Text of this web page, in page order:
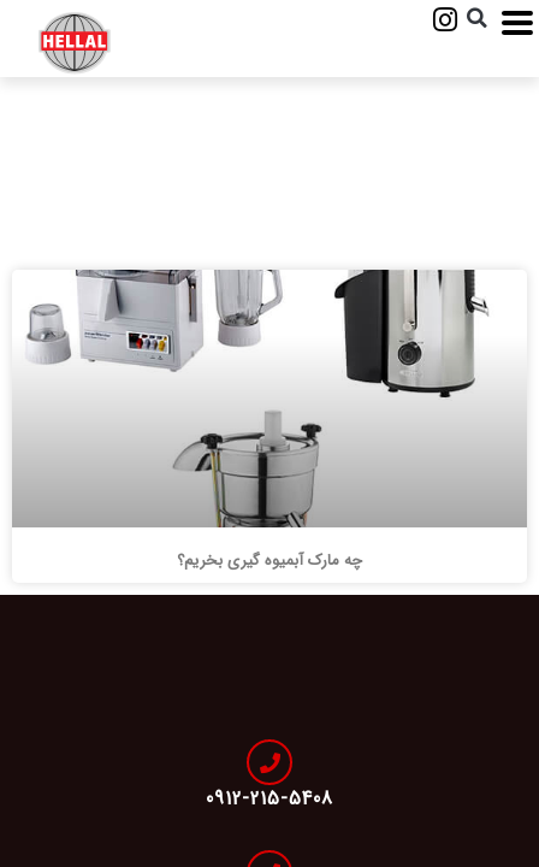
چه مارک آبمیوه گیری بخریم؟
0912-215-5408